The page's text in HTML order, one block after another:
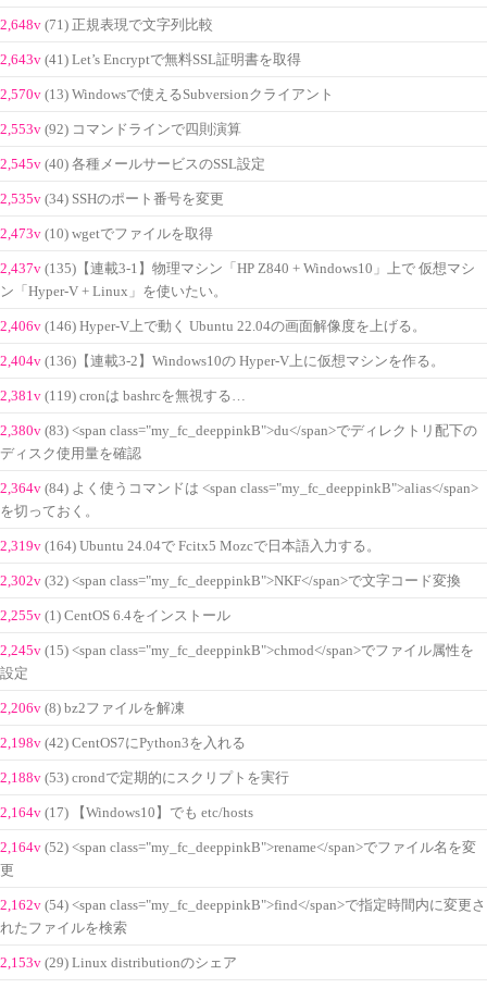
2,648v (71) 正規表現で文字列比較
2,643v (41) Let’s Encryptで無料SSL証明書を取得
2,570v (13) Windowsで使えるSubversionクライアント
2,553v (92) コマンドラインで四則演算
2,545v (40) 各種メールサービスのSSL設定
2,535v (34) SSHのポート番号を変更
2,473v (10) wgetでファイルを取得
2,437v (135)【連載3-1】物理マシン「HP Z840 + Windows10」上で 仮想マシ
ン「Hyper-V + Linux」を使いたい。
2,406v (146) Hyper-V上で動く Ubuntu 22.04の画面解像度を上げる。
2,404v (136)【連載3-2】Windows10の Hyper-V上に仮想マシンを作る。
2,381v (119) cronは bashrcを無視する…
2,380v (83) <span class="my_fc_deeppinkB">du</span>でディレクトリ配下の
ディスク使用量を確認
2,364v (84) よく使うコマンドは <span class="my_fc_deeppinkB">alias</span>
を切っておく。
2,319v (164) Ubuntu 24.04で Fcitx5 Mozcで日本語入力する。
2,302v (32) <span class="my_fc_deeppinkB">NKF</span>で文字コード変換
2,255v (1) CentOS 6.4をインストール
2,245v (15) <span class="my_fc_deeppinkB">chmod</span>でファイル属性を
設定
2,206v (8) bz2ファイルを解凍
2,198v (42) CentOS7にPython3を入れる
2,188v (53) crondで定期的にスクリプトを実行
2,164v (17) 【Windows10】でも etc/hosts
2,164v (52) <span class="my_fc_deeppinkB">rename</span>でファイル名を変
更
2,162v (54) <span class="my_fc_deeppinkB">find</span>で指定時間内に変更さ
れたファイルを検索
2,153v (29) Linux distributionのシェア